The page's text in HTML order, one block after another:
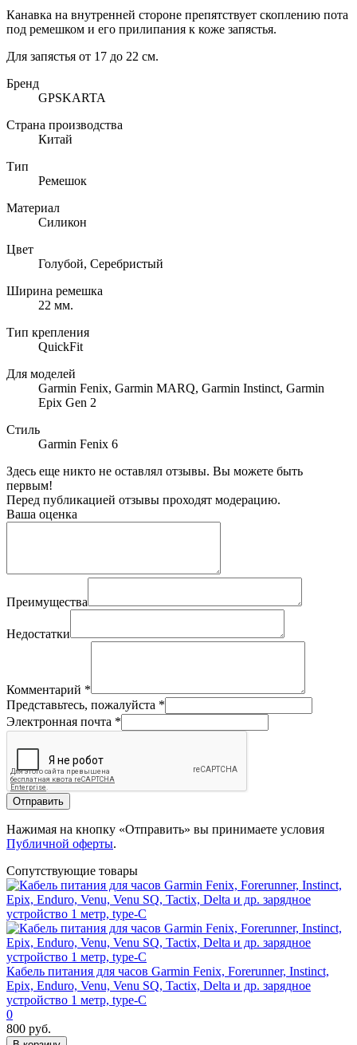
Канавка на внутренней стороне препятствует скоплению пота
под ремешком и его прилипания к коже запястья.
Для запястья от 17 до 22 см.
Бренд
GPSKARTA
Страна производства
Китай
Тип
Ремешок
Материал
Силикон
Цвет
Голубой, Серебристый
Ширина ремешка
22 мм.
Тип крепления
QuickFit
Для моделей
Garmin Fenix, Garmin MARQ, Garmin Instinct, Garmin
Epix Gen 2
Стиль
Garmin Fenix 6
Здесь еще никто не оставлял отзывы. Вы можете быть
первым!
Перед публикацией отзывы проходят модерацию.
Ваша оценка
Преимущества
Недостатки
Комментарий *
Представьтесь, пожалуйста *
Электронная почта *
Отправить
Нажимая на кнопку «Отправить» вы принимаете условия
Публичной оферты.
Сопутствующие товары
Кабель питания для часов Garmin Fenix, Forerunner, Instinct,
Epix, Enduro, Venu, Venu SQ, Tactix, Delta и др. зарядное
устройство 1 метр, type-C
0
800 руб.